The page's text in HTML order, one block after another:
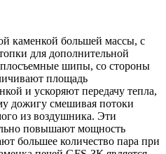
каменкой большей массы, с
для дополнительной
шипы, со стороны
площадь
и ускоряют передачу тепла,
дожигу смешивая потоки
из воздушника. Эти
повышают мощность
большее количество пара при